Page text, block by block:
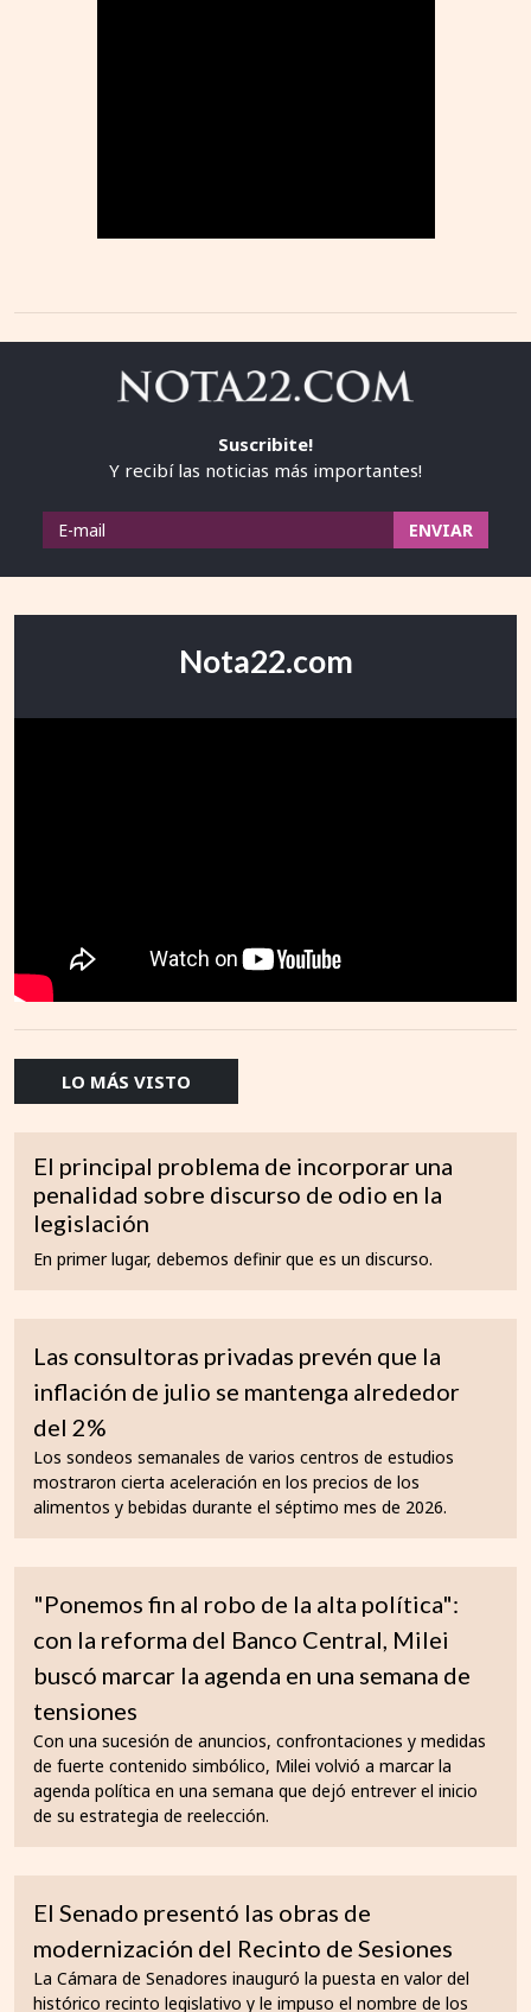
Suscribite!
Y recibí las noticias más importantes!
Nota22.com
LO MÁS VISTO
El principal problema de incorporar una
penalidad sobre discurso de odio en la
legislación
En primer lugar, debemos definir que es un discurso.
Las consultoras privadas prevén que la
inflación de julio se mantenga alrededor
del 2%
Los sondeos semanales de varios centros de estudios
mostraron cierta aceleración en los precios de los
alimentos y bebidas durante el séptimo mes de 2026.
"Ponemos fin al robo de la alta política":
con la reforma del Banco Central, Milei
buscó marcar la agenda en una semana de
tensiones
Con una sucesión de anuncios, confrontaciones y medidas
de fuerte contenido simbólico, Milei volvió a marcar la
agenda política en una semana que dejó entrever el inicio
de su estrategia de reelección.
El Senado presentó las obras de
modernización del Recinto de Sesiones
La Cámara de Senadores inauguró la puesta en valor del
histórico recinto legislativo y le impuso el nombre de los